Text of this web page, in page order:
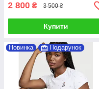
2 800 ₴ 3 500 ₴
Купити
Новинка Подарунок